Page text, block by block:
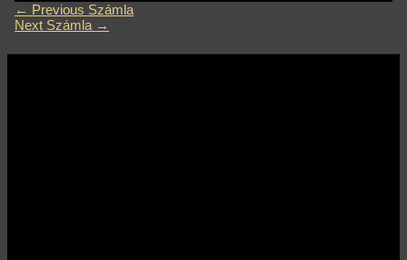
← Previous Számla
Next Számla →